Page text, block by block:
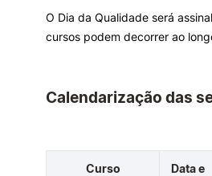
Núcleos de Investigação
Laboratório ROBOCORP
Recursos
Formative Offer
O Dia da Qualidade será
cursos podem decorrer ao
Calendarização das
Curso
Data e